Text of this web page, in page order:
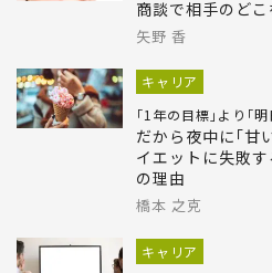
商談で相手のど
矢野 香
キャリア
｢1年の目標｣より｢
だから夜中に｢甘
イエットに失敗
の理由
橋本 之克
キャリア